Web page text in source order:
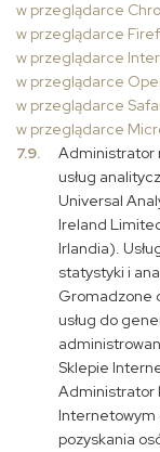
w przeglądarce
w przeglądarce
w przeglądarce
w przeglądarce
w przeglądarce
w przeglądarce
7.9.
Administrator
usług
Universal
Ireland
Irlandia).
statystyki i
Gromadzone
usług do
Sklepie
Administrator
Internetowym
pozyskania